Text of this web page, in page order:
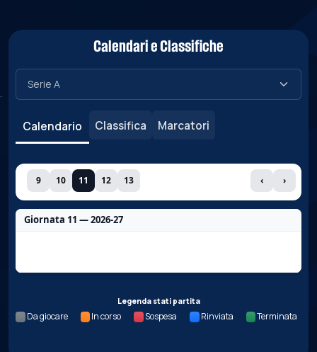
Calendari e Classifiche
Calendario Classifica Marcatori
9 10 11 12 13 ‹ ›
Giornata 11 — 2026-27
Legenda stati partita
Da giocare In corso Sospesa Rinviata Terminata